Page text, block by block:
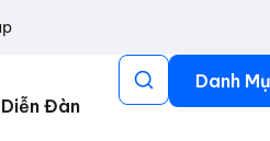
Diễn Đàn
Danh